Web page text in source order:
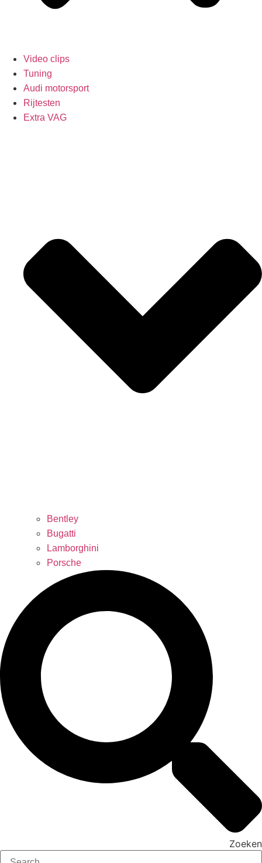
Video clips
Tuning
Audi motorsport
Rijtesten
Extra VAG
Bentley
Bugatti
Lamborghini
Porsche
Zoeken